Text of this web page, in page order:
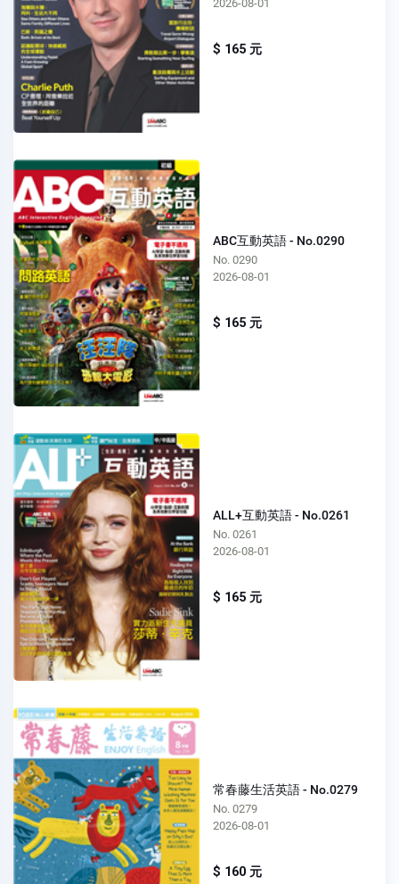
2026-08-01
$ 165 元
ABC互動英語 - No.0290
No. 0290
2026-08-01
$ 165 元
ALL+互動英語 - No.0261
No. 0261
2026-08-01
$ 165 元
常春藤生活英語 - No.0279
No. 0279
2026-08-01
$ 160 元